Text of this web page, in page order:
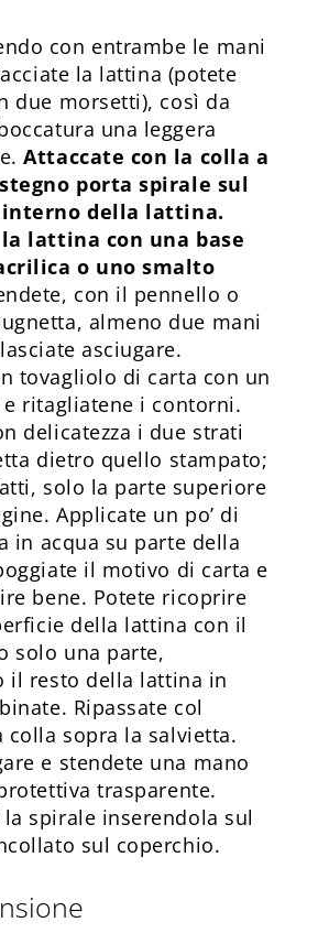
con entrambe le mani
la lattina (potete
due morsetti), così da
una leggera
Attaccate con la colla a
porta spirale sul
interno della lattina.
lattina con una base
o uno smalto
con il pennello o
almeno due mani
asciugare.
tovagliolo di carta con un
ritagliatene i contorni.
delicatezza i due strati
dietro quello stampato;
solo la parte superiore
Applicate un po’ di
in acqua su parte della
il motivo di carta e
bene. Potete ricoprire
della lattina con il
solo una parte,
il resto della lattina in
Ripassate col
colla sopra la salvietta.
e stendete una mano
trasparente.
spirale inserendola sul
sul coperchio.